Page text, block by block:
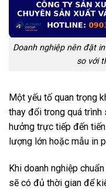
Doanh nghiệp nên đặt
so với
Một yếu tố quan trọng
thay đổi trong quá trình
hưởng trực tiếp đến
lượng lớn hoặc mẫu in
Khi doanh nghiệp
sẽ có đủ thời gian để